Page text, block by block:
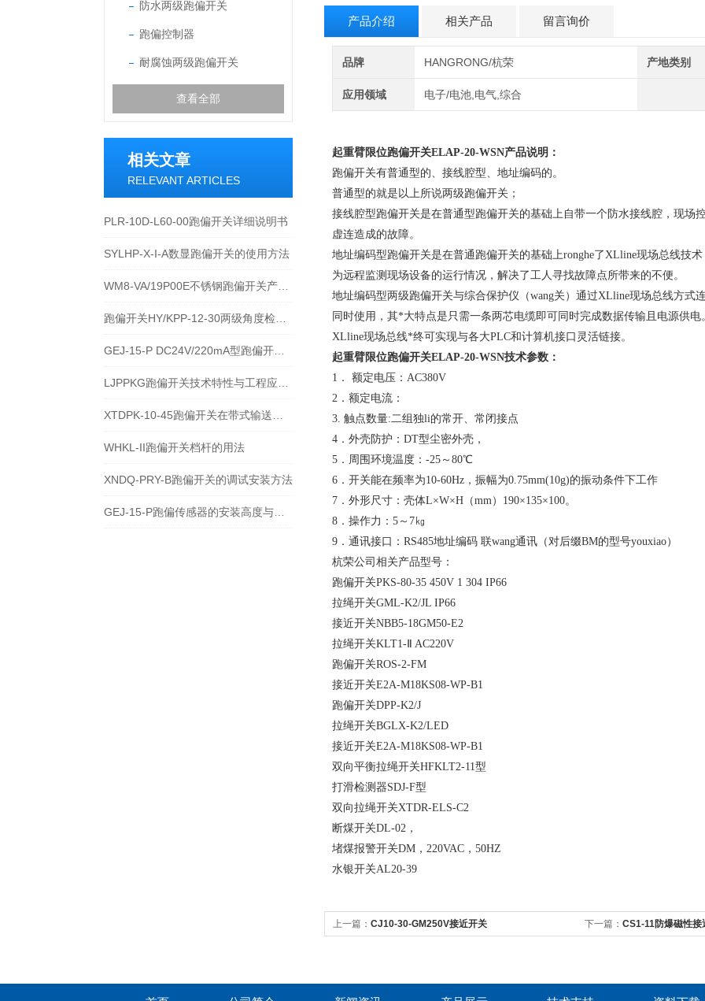
防水两级跑偏开关
跑偏控制器
耐腐蚀两级跑偏开关
查看全部
相关文章
RELEVANT ARTICLES
PLR-10D-L60-00跑偏开关详细说明书
SYLHP-X-I-A数显跑偏开关的使用方法
WHKL-II跑偏开关档杆的用法
XNDQ-PRY-B跑偏开关的调试安装方法
产品介绍 相关产品 留言询价
品牌 HANGRONG/杭荣 产地类别
应用领域 电子/电池,电气,综合
起重臂限位跑偏开关ELAP-20-WSN产品说明：
跑偏开关有普通型的、接线腔型、地址编码的。
普通型的就是以上所说两级跑偏开关；
接线腔型跑偏开关是在普通型跑偏开关的基础上自带一个防水接线腔，现场
虚连造成的故障。
地址编码型跑偏开关是在普通跑偏开关的基础上ronghe了XLline现场总线技
为远程监测现场设备的运行情况，解决了工人寻找故障点所带来的不便。
地址编码型两级跑偏开关与综合保护仪（wang关）通过XLline现场总线方式
同时使用，其*大特点是只需一条两芯电缆即可同时完成数据传输且电源供电
XLline现场总线*终可实现与各大PLC和计算机接口灵活链接。
起重臂限位跑偏开关ELAP-20-WSN技术参数：
1． 额定电压：AC380V
2．额定电流：
3. 触点数量:二组独li的常开、常闭接点
4．外壳防护：DT型尘密外壳，
5．周围环境温度：-25～80℃
6．开关能在频率为10-60Hz，振幅为0.75mm(10g)的振动条件下工作
7．外形尺寸：壳体L×W×H（mm）190×135×100。
8．操作力：5～7㎏
9．通讯接口：RS485地址编码 联wang通讯（对后缀BM的型号youxiao）
杭荣公司相关产品型号：
跑偏开关PKS-80-35 450V 1 304 IP66
拉绳开关GML-K2/JL IP66
接近开关NBB5-18GM50-E2
拉绳开关KLT1-Ⅱ AC220V
跑偏开关ROS-2-FM
接近开关E2A-M18KS08-WP-B1
跑偏开关DPP-K2/J
拉绳开关BGLX-K2/LED
接近开关E2A-M18KS08-WP-B1
双向平衡拉绳开关HFKLT2-11型
打滑检测器SDJ-F型
双向拉绳开关XTDR-ELS-C2
断煤开关DL-02，
堵煤报警开关DM，220VAC，50HZ
水银开关AL20-39
上一篇： CJ10-30-GM250V接近开关 下一篇： CS1-11防爆磁性接